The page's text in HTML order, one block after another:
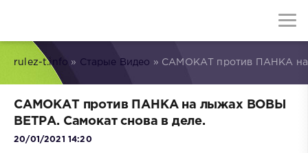
rulez-t.info » Старые Видео » САМОКАТ против ПАНКА на
САМОКАТ против ПАНКА на лыжах ВОВЫ
ВЕТРА. Самокат снова в деле.
20/01/2021 14:20